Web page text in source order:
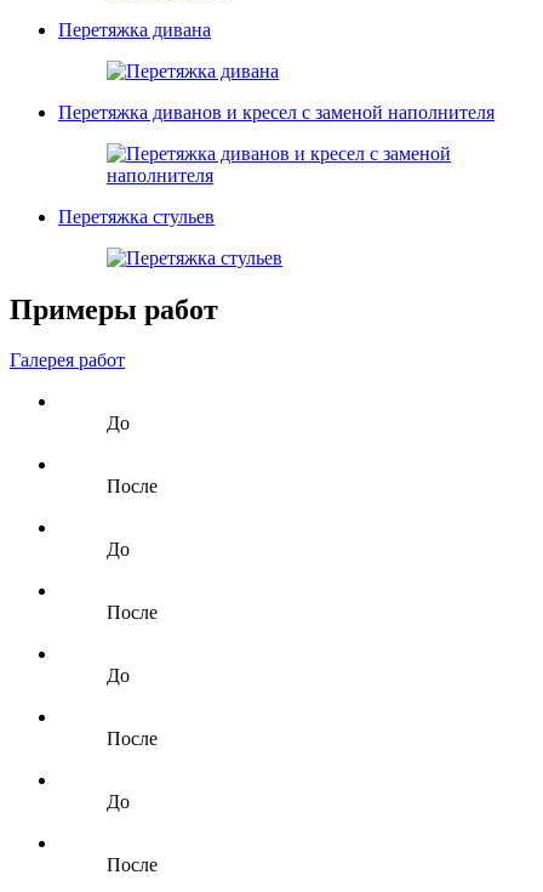
Перетяжка дивана
Перетяжка диванов и кресел с заменой наполнителя
Перетяжка стульев
Примеры работ
Галерея работ
До
После
До
После
До
После
До
После